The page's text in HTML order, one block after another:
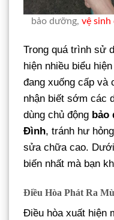
bảo dưỡng, vệ sinh
Trong quá trình sử
hiện nhiều biểu
đang xuống cấp và
nhận biết sớm các
dùng chủ động bảo
Đình, tránh hư
sửa chữa cao.
biến nhất mà bạn
Điều Hòa Phát Ra
Điều hòa xuất hiện